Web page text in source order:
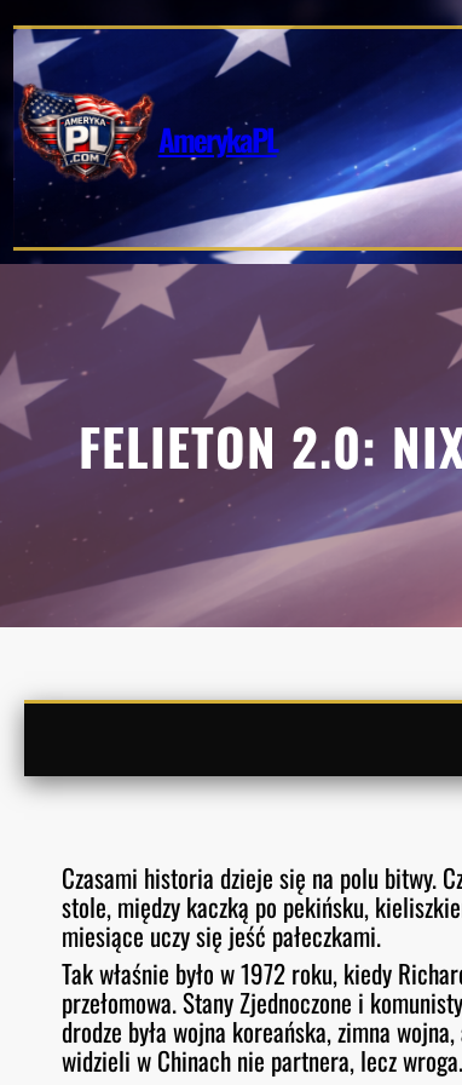
do
treści
AmerykaPL
FELIETON 2.0:
Czasami historia dzieje się na polu bitwy.
stole, między kaczką po pekińsku,
miesiące uczy się jeść pałeczkami.
Tak właśnie było w 1972 roku, kiedy
przełomowa. Stany Zjednoczone i
drodze była wojna koreańska, zimna
widzieli w Chinach nie partnera, lecz wroga.